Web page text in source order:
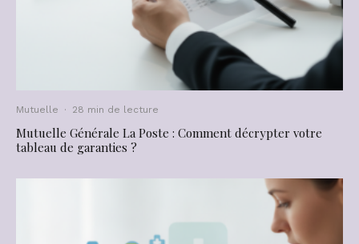
Mutuelle · 28 min de lecture
Mutuelle Générale La Poste : Comment décrypter votre
tableau de garanties ?